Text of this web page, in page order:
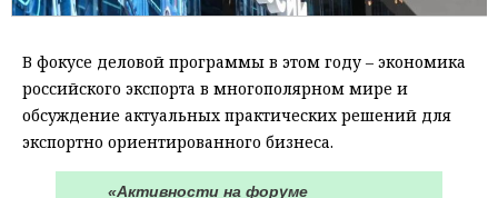
В фокусе деловой программы в этом году – экономика
российского экспорта в многополярном мире и
обсуждение актуальных практических решений для
экспортно ориентированного бизнеса.
«Активности на форуме